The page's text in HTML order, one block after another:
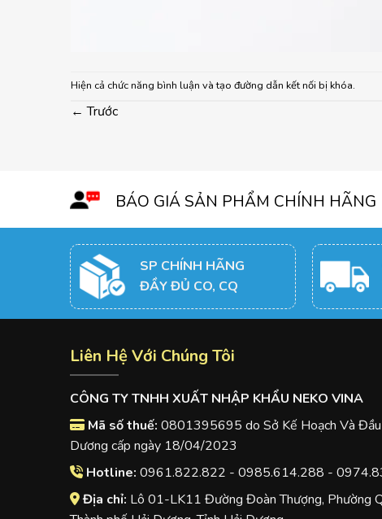
Hiện cả chức năng bình luận và tạo đường dẫn kết nối bị khóa.
← Trước
BÁO GIÁ SẢN PHẨM CHÍNH HÃNG
SP CHÍNH HÃNG
ĐẦY ĐỦ CO, CQ
Liên Hệ Với Chúng Tôi
CÔNG TY TNHH XUẤT NHẬP KHẨU NEKO VINA
Mã số thuế: 0801395695 do Sở Kế Hoạch Và Đầu
Dương cấp ngày 18/04/2023
Hotline: 0961.822.822 - 0985.614.288 -
Địa chỉ: Lô 01-LK11 Đường Đoàn Thượng, Phường